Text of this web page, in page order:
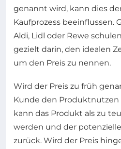
genannt wird, kann dies
Kaufprozess beeinflussen.
Aldi, Lidl oder Rewe
gezielt darin, den idealen
um den Preis zu nennen.
Wird der Preis zu früh
Kunde den Produktnutzen
kann das Produkt als zu
werden und der
zurück. Wird der Preis